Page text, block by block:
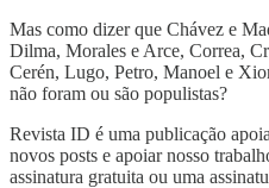
Mas como dizer que Chávez e
Dilma, Morales e Arce, Correa,
Cerén, Lugo, Petro, Manoel e
não foram ou são populistas?
Revista ID é uma publicação
novos posts e apoiar nosso
assinatura gratuita ou uma